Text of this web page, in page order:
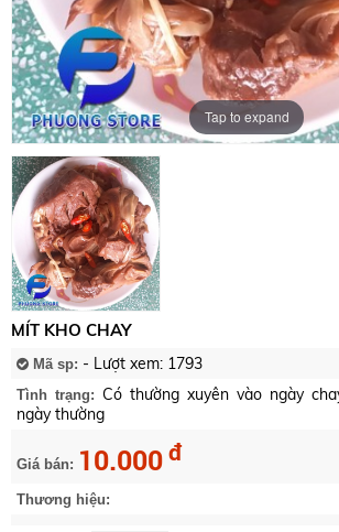
Tap to expand
MÍT KHO CHAY
Mã sp: - Lượt xem: 1793
Tình trạng: Có thường xuyên vào ngày
ngày thường
Giá bán: 10.000đ
Thương hiệu: